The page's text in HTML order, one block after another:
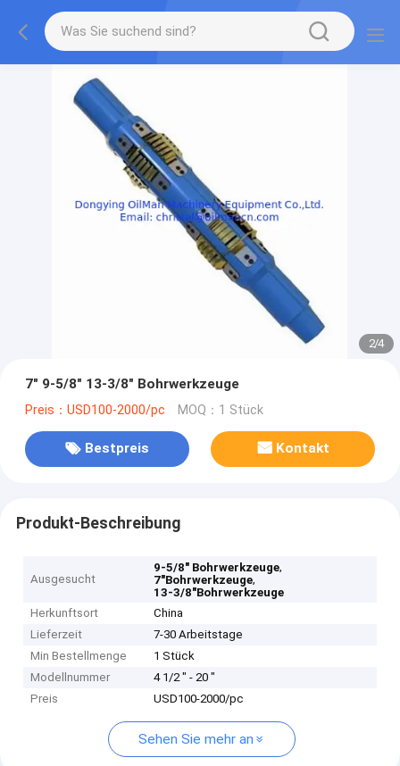
2/4
7" 9-5/8" 13-3/8" Bohrwerkzeuge
Preis：USD100-2000/pc MOQ：1 Stück
Bestpreis Kontakt
Produkt-Beschreibung
Ausgesucht
9-5/8" Bohrwerkzeuge,
7"Bohrwerkzeuge,
13-3/8"Bohrwerkzeuge
Herkunftsort
China
Lieferzeit
7-30 Arbeitstage
Min Bestellmenge
1 Stück
Modellnummer
4 1/2 " - 20 "
Preis
USD100-2000/pc
Sehen Sie mehr an